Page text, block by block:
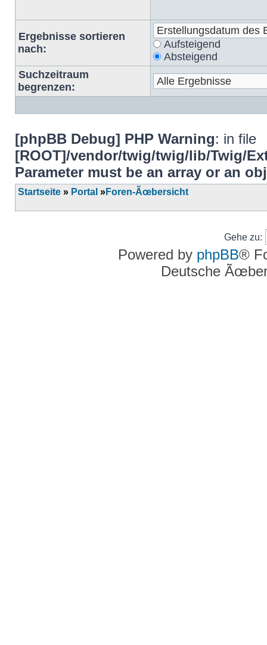
Ergebnisse sortieren
nach:
Aufsteigend
Absteigend
Suchzeitraum
begrenzen:
[phpBB Debug] PHP Warning: in file
[ROOT]/vendor/twig/twig/lib/Twig/
Parameter must be an array or an
Startseite » Portal »Foren-Ãœbersicht
Gehe zu:
Powered by phpBB®
Deutsche